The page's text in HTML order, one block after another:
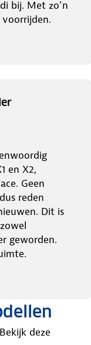
bij. Met zo’n
voorrijden.
en X2,
Geen
reden
Dit is
geworden.
deze